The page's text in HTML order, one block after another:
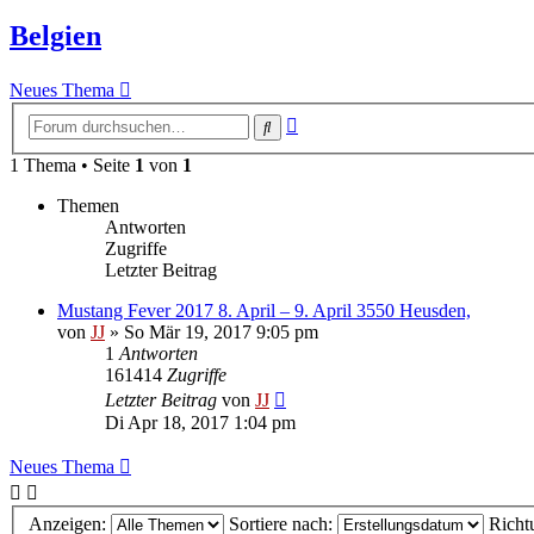
Belgien
Neues Thema
Suche
1 Thema • Seite 1 von 1
Themen
Antworten
Zugriffe
Letzter Beitrag
Mustang Fever 2017 8. April – 9. April 3550 Heusden,
von JJ » So Mär 19, 2017 9:05 pm
1 Antworten
161414 Zugriffe
Letzter Beitrag von JJ
Di Apr 18, 2017 1:04 pm
Neues Thema
Anzeigen: Sortiere nach: